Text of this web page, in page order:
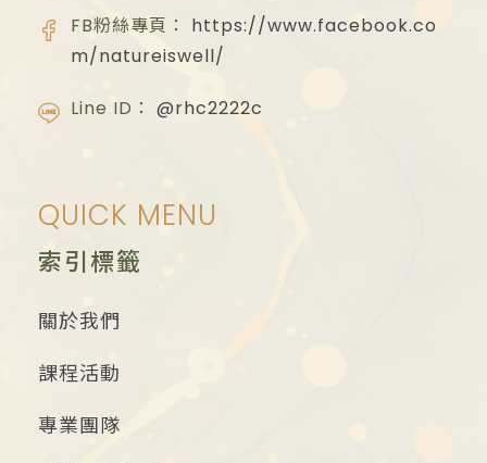
FB粉絲專頁： https://www.facebook.co
m/natureiswell/
Line ID： @rhc2222c
QUICK MENU
索引標籤
關於我們
課程活動
專業團隊